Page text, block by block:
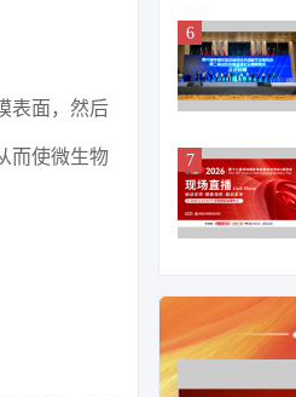
表面，然后
而使微生物